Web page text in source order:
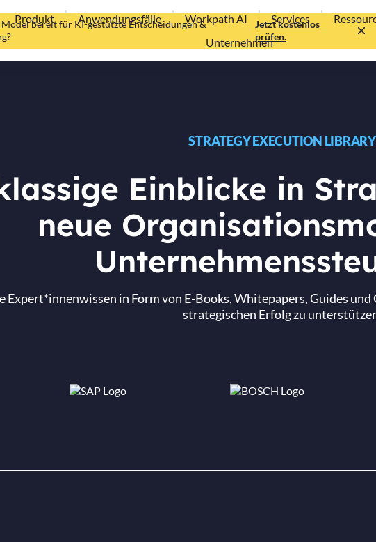
Produkt Anwendungsfälle Workpath AI Services
Unternehmen
bereit für KI-gestützte Entscheidungen &
Jetzt kostenlos
prüfen.
STRATEGY EXECUTION LIBRARY
Einblicke in
neue
Expert*innenwissen in Form von E-Books, Whitepapers, Guides
strategischen Erfolg zu